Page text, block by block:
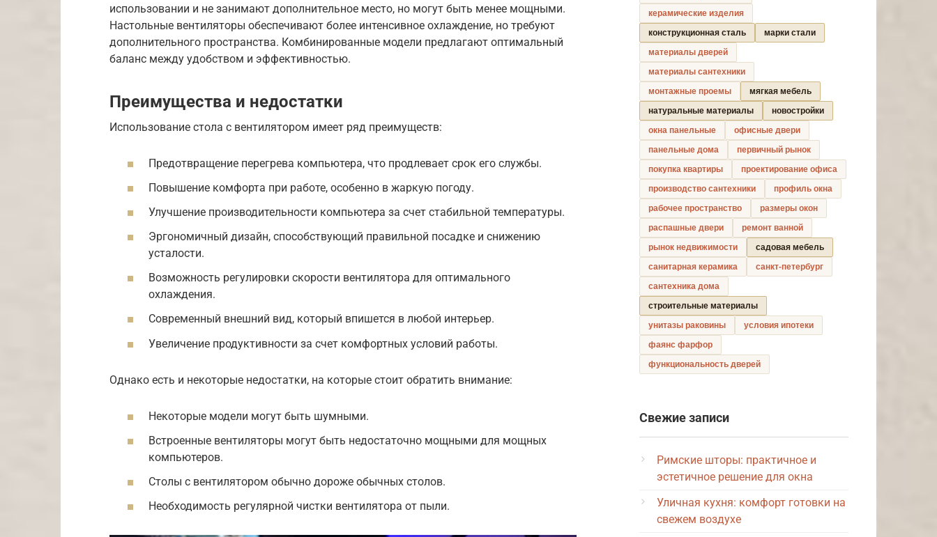
использовании и не занимают дополнительное место, но могут быть менее мощными.
Настольные вентиляторы обеспечивают более интенсивное охлаждение, но требуют
дополнительного пространства. Комбинированные модели предлагают оптимальный
баланс между удобством и эффективностью.
Преимущества и недостатки
Использование стола с вентилятором имеет ряд преимуществ:
Предотвращение перегрева компьютера, что продлевает срок его службы.
Повышение комфорта при работе, особенно в жаркую погоду.
Улучшение производительности компьютера за счет стабильной температуры.
Эргономичный дизайн, способствующий правильной посадке и снижению
усталости.
Возможность регулировки скорости вентилятора для оптимального
охлаждения.
Современный внешний вид, который впишется в любой интерьер.
Увеличение продуктивности за счет комфортных условий работы.
Однако есть и некоторые недостатки, на которые стоит обратить внимание:
Некоторые модели могут быть шумными.
Встроенные вентиляторы могут быть недостаточно мощными для мощных
компьютеров.
Столы с вентилятором обычно дороже обычных столов.
Необходимость регулярной чистки вентилятора от пыли.
керамические изделия
конструкционная сталь
марки стали
материалы дверей
материалы сантехники
монтажные проемы
мягкая мебель
натуральные материалы
новостройки
окна панельные
офисные двери
панельные дома
первичный рынок
покупка квартиры
проектирование офиса
производство сантехники
профиль окна
рабочее пространство
размеры окон
распашные двери
ремонт ванной
рынок недвижимости
садовая мебель
санитарная керамика
санкт-петербург
сантехника дома
строительные материалы
унитазы раковины
условия ипотеки
фаянс фарфор
функциональность дверей
Свежие записи
Римские шторы: практичное и
эстетичное решение для окна
Уличная кухня: комфорт готовки на
свежем воздухе